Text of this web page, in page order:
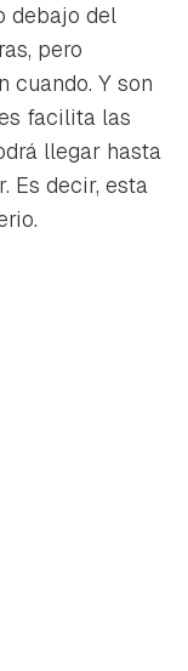
debajo del
pero
cuando. Y son
facilita las
llegar hasta
Es decir, esta